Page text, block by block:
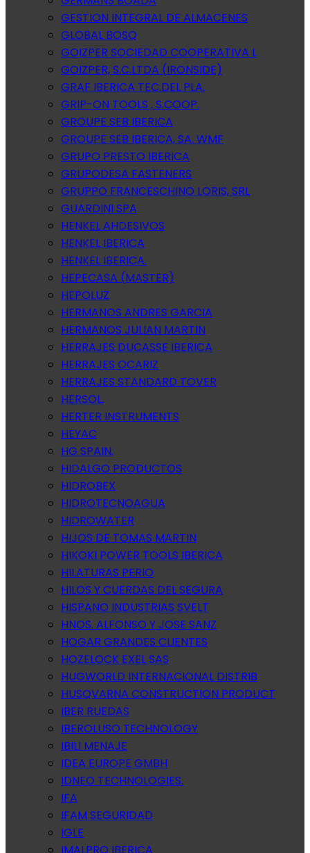
GESTION INTEGRAL DE ALMACENES
GLOBAL BOSQ
GOIZPER SOCIEDAD COOPERATIVA L
GOIZPER, S.C.LTDA (IRONSIDE)
GRAF IBERICA TEC.DEL PLA.
GRIP-ON TOOLS , S.COOP.
GROUPE SEB IBERICA
GROUPE SEB IBERICA, SA. WMF
GRUPO PRESTO IBERICA
GRUPODESA FASTENERS
GRUPPO FRANCESCHINO LORIS, SRL
GUARDINI SPA
HENKEL AHDESIVOS
HENKEL IBERICA
HENKEL IBERICA.
HEPECASA (MASTER)
HEPOLUZ
HERMANOS ANDRES GARCIA
HERMANOS JULIAN MARTIN
HERRAJES DUCASSE IBERICA
HERRAJES OCARIZ
HERRAJES STANDARD TOVER
HERSOL.
HERTER INSTRUMENTS
HEYAC
HG SPAIN.
HIDALGO PRODUCTOS
HIDROBEX
HIDROTECNOAGUA
HIDROWATER
HIJOS DE TOMAS MARTIN
HIKOKI POWER TOOLS IBERICA
HILATURAS PERIO
HILOS Y CUERDAS DEL SEGURA
HISPANO INDUSTRIAS SVELT
HNOS. ALFONSO Y JOSE SANZ
HOGAR GRANDES CLIENTES
HOZELOCK EXEL SAS
HUGWORLD INTERNACIONAL DISTRIB
HUSQVARNA CONSTRUCTION PRODUCT
IBER RUEDAS
IBEROLUSO TECHNOLOGY
IBILI MENAJE
IDEA EUROPE GMBH
IDNEO TECHNOLOGIES.
IFA
IFAM SEGURIDAD
IGLE